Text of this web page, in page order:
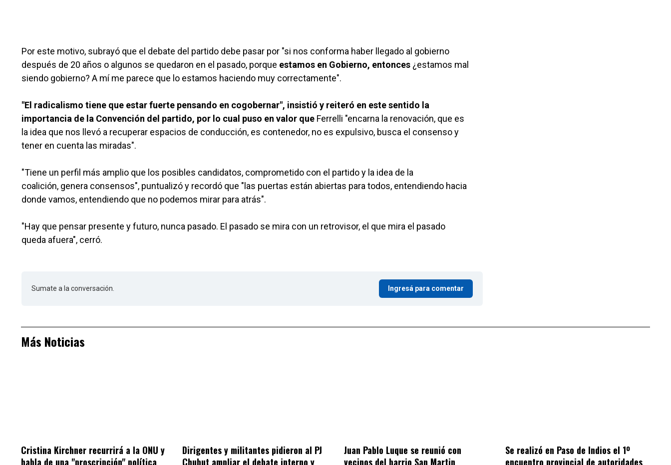
Por este motivo, subrayó que el debate del partido debe pasar por "si nos conforma haber llegado al gobierno
después de 20 años o algunos se quedaron en el pasado, porque estamos en Gobierno, entonces ¿estamos mal
siendo gobierno? A mí me parece que lo estamos haciendo muy correctamente".
"El radicalismo tiene que estar fuerte pensando en cogobernar", insistió y reiteró en este sentido la
importancia de la Convención del partido, por lo cual puso en valor que Ferrelli "encarna la renovación, que es
la idea que nos llevó a recuperar espacios de conducción, es contenedor, no es expulsivo, busca el consenso y
tener en cuenta las miradas".
"Tiene un perfil más amplio que los posibles candidatos, comprometido con el partido y la idea de la
coalición, genera consensos", puntualizó y recordó que "las puertas están abiertas para todos, entendiendo hacia
donde vamos, entendiendo que no podemos mirar para atrás".
"Hay que pensar presente y futuro, nunca pasado. El pasado se mira con un retrovisor, el que mira el pasado
queda afuera", cerró.
Sumate a la conversación. Ingresá para comentar
Más Noticias
Cristina Kirchner recurrirá a la ONU y
habla de una "proscripción" política
Dirigentes y militantes pidieron al PJ
Chubut ampliar el debate interno y
Juan Pablo Luque se reunió con
vecinos del barrio San Martin
Se realizó en Paso de Indios el 1º
encuentro provincial de autoridades